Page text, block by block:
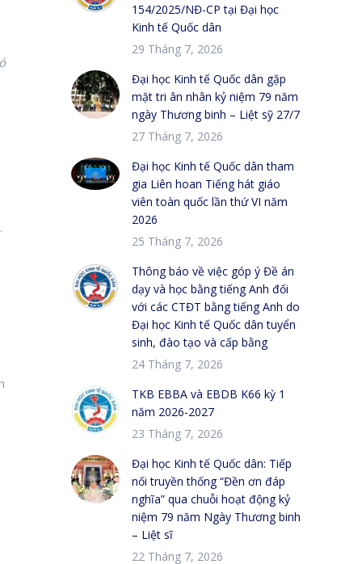
154/2025/NĐ-CP tại Đại học
Kinh tế Quốc dân
29 Tháng 7, 2026
Đại học Kinh tế Quốc dân gặp
mặt tri ân nhân kỷ niệm 79 năm
ngày Thương binh – Liệt sỹ 27/7
27 Tháng 7, 2026
Đại học Kinh tế Quốc dân tham
gia Liên hoan Tiếng hát giáo
viên toàn quốc lần thứ VI năm
2026
25 Tháng 7, 2026
Thông báo về việc góp ý Đề án
dạy và học bằng tiếng Anh đối
với các CTĐT bằng tiếng Anh do
Đại học Kinh tế Quốc dân tuyển
sinh, đào tạo và cấp bằng
24 Tháng 7, 2026
TKB EBBA và EBDB K66 kỳ 1
năm 2026-2027
23 Tháng 7, 2026
Đại học Kinh tế Quốc dân: Tiếp
nối truyền thống “Đền ơn đáp
nghĩa” qua chuỗi hoạt động kỷ
niệm 79 năm Ngày Thương binh
– Liệt sĩ
22 Tháng 7, 2026